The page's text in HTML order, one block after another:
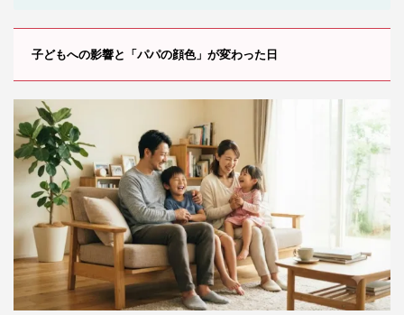
子どもへの影響と「パパの顔色」が変わった日